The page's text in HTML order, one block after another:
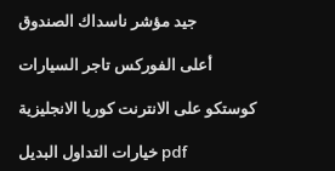
جيد مؤشر ناسداك الصندوق
أعلى الفوركس تاجر السيارات
كوستكو على الانترنت كوريا الانجليزية
خيارات التداول البديل pdf